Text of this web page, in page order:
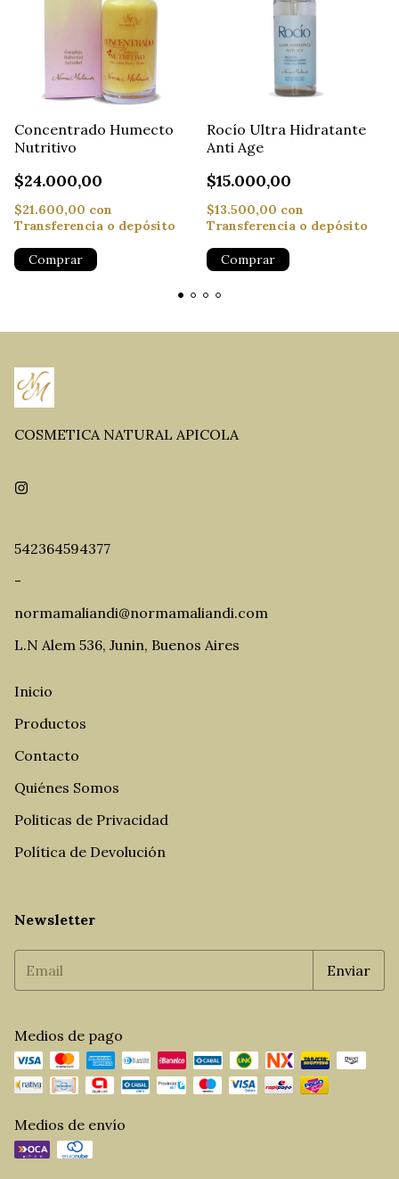
Concentrado Humecto
Nutritivo
$24.000,00
$21.600,00 con
Transferencia o depósito
Rocío Ultra Hidratante
Anti Age
$15.000,00
$13.500,00 con
Transferencia o depósito
COSMETICA NATURAL APICOLA
542364594377
-
normamaliandi@normamaliandi.com
L.N Alem 536, Junin, Buenos Aires
Inicio
Productos
Contacto
Quiénes Somos
Politicas de Privacidad
Política de Devolución
Newsletter
Medios de pago
Medios de envío